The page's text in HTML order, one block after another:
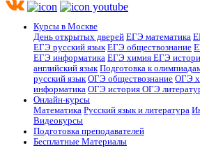
Курсы в Москве
День открытых дверей ЕГЭ математика
ЕГЭ русский язык ЕГЭ обществознание
ЕГЭ информатика ЕГЭ химия ЕГЭ
английский язык Подготовка к
русский язык ОГЭ обществознание ОГЭ
информатика ОГЭ история ОГЭ
Онлайн-курсы
Математика Русский язык и литература
Видеокурсы
Подготовка преподавателей
Бесплатные Материалы